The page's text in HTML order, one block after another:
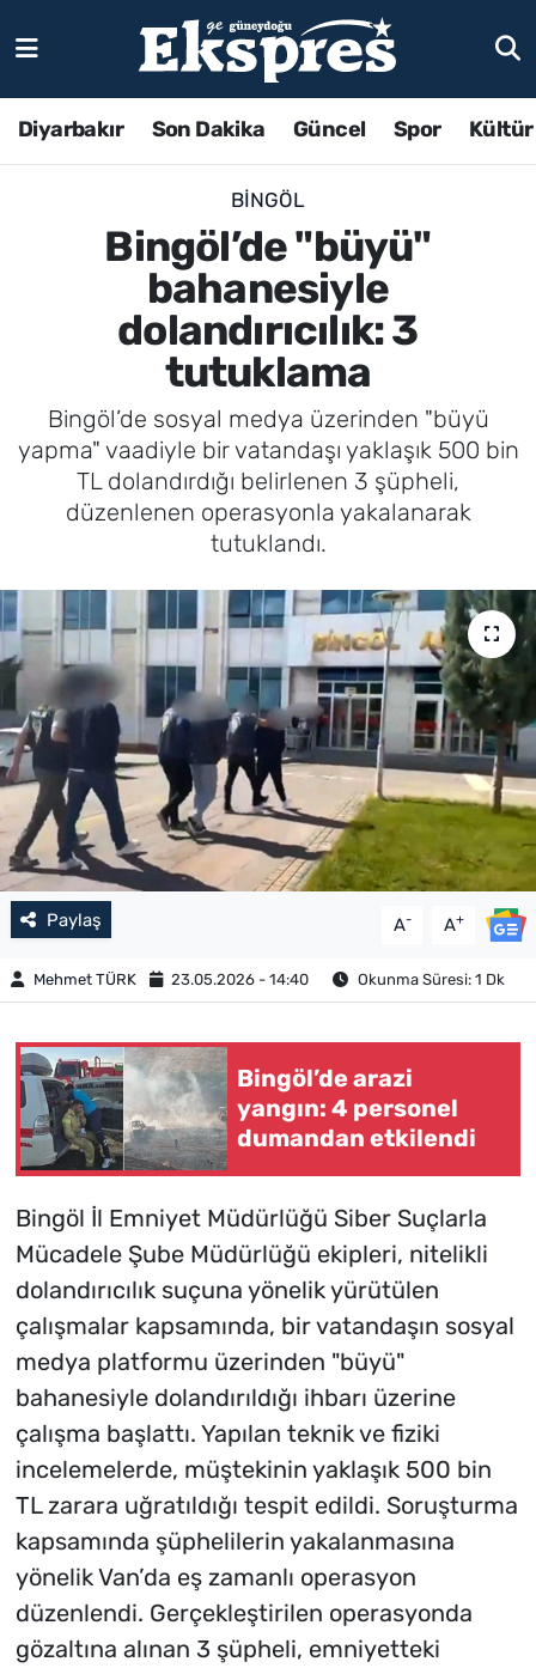
Diyarbakır Son Dakika Güncel Spor
BINGÖL
Bingöl’de "büyü"
bahanesiyle
dolandırıcılık: 3
tutuklama
Bingöl’de sosyal medya üzerinden "büyü
yapma" vaadiyle bir vatandaşı yaklaşık 500 bin
TL dolandırdığı belirlenen 3 şüpheli,
düzenlenen operasyonla yakalanarak
tutuklandı.
Paylaş A- A+
Mehmet TÜRK 23.05.2026 - 14:40 Okunma Süresi: 1 Dk
Bingöl’de arazi
yangın: 4 personel
dumandan etkilendi
Bingöl İl Emniyet Müdürlüğü Siber Suçlarla
Mücadele Şube Müdürlüğü ekipleri, nitelikli
dolandırıcılık suçuna yönelik yürütülen
çalışmalar kapsamında, bir vatandaşın sosyal
medya platformu üzerinden "büyü"
bahanesiyle dolandırıldığı ihbarı üzerine
çalışma başlattı. Yapılan teknik ve fiziki
incelemelerde, müştekinin yaklaşık 500 bin
TL zarara uğratıldığı tespit edildi. Soruşturma
kapsamında şüphelilerin yakalanmasına
yönelik Van’da eş zamanlı operasyon
düzenlendi. Gerçekleştirilen operasyonda
gözaltına alınan 3 şüpheli, emniyetteki